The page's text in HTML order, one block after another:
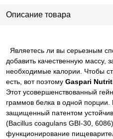
Описание товара
Являетесь ли вы серьезным
добавить качественную массу,
необходимые калории. Чтобы
есть, вот поэтому Gaspari
Этот усовершенствованный
граммов белка в одной порции.
защищенный патентом
(Bacillus coagulans GBI-30,
функционирование